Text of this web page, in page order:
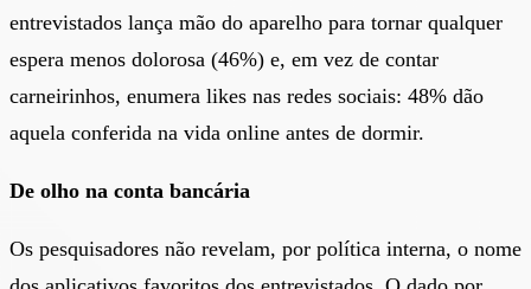
entrevistados lança mão do aparelho para tornar qualquer
espera menos dolorosa (46%) e, em vez de contar
carneirinhos, enumera likes nas redes sociais: 48% dão
aquela conferida na vida online antes de dormir.
De olho na conta bancária
Os pesquisadores não revelam, por política interna, o nome